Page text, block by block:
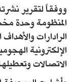
ووفقاً لتقرير
المنظومة وحدة
الرادارات
الإلكترونية
الاتصالات